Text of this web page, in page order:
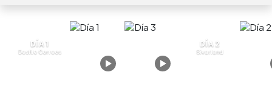
DÍA 1
Desfile Correos
DÍA 2
Sivarland